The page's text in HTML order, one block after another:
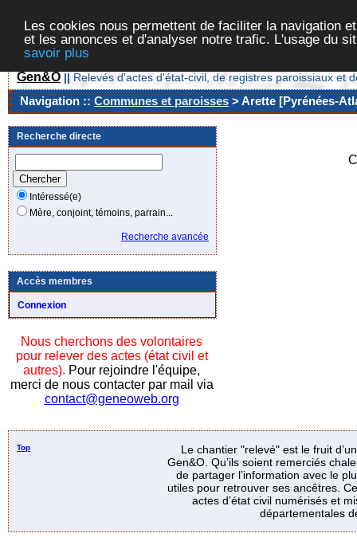
Les cookies nous permettent de faciliter la navigation
et les annonces et d'analyser notre trafic. L'usage du
savoir plus
Gen&O || Relevés d'actes d'état-civil, de registres paroissiaux et
Navigation :: Communes et paroisses > Arette [Pyrénées-
Recherche directe
Intéressé(e)
Mère, conjoint, témoins, parrain...
Recherche avancée
Accès membres
Connexion
Nous cherchons des volontaires
pour relever des actes (état civil et
autres). Pour rejoindre l'équipe,
merci de nous contacter par mail via
contact@geneoweb.org
Top
Le chantier "relevé" est le fruit
Gen&O. Qu’ils soient remerciés
de partager l’information avec le
utiles pour retrouver ses ancêtres.
actes d’état civil numérisés et
départementales